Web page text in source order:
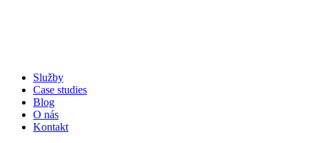
Služby
Case studies
Blog
O nás
Kontakt